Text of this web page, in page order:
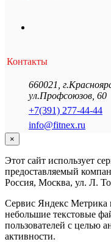
Контакты
660021
ул.Профсоюзов, 60
+7(391) 277-44-44
info@fitnex.ru
×
Этот сайт использует
предоставляемый
Россия, Москва, ул. Л.
Сервис Яндекс
небольшие текстовые
пользователей с целью
активности.